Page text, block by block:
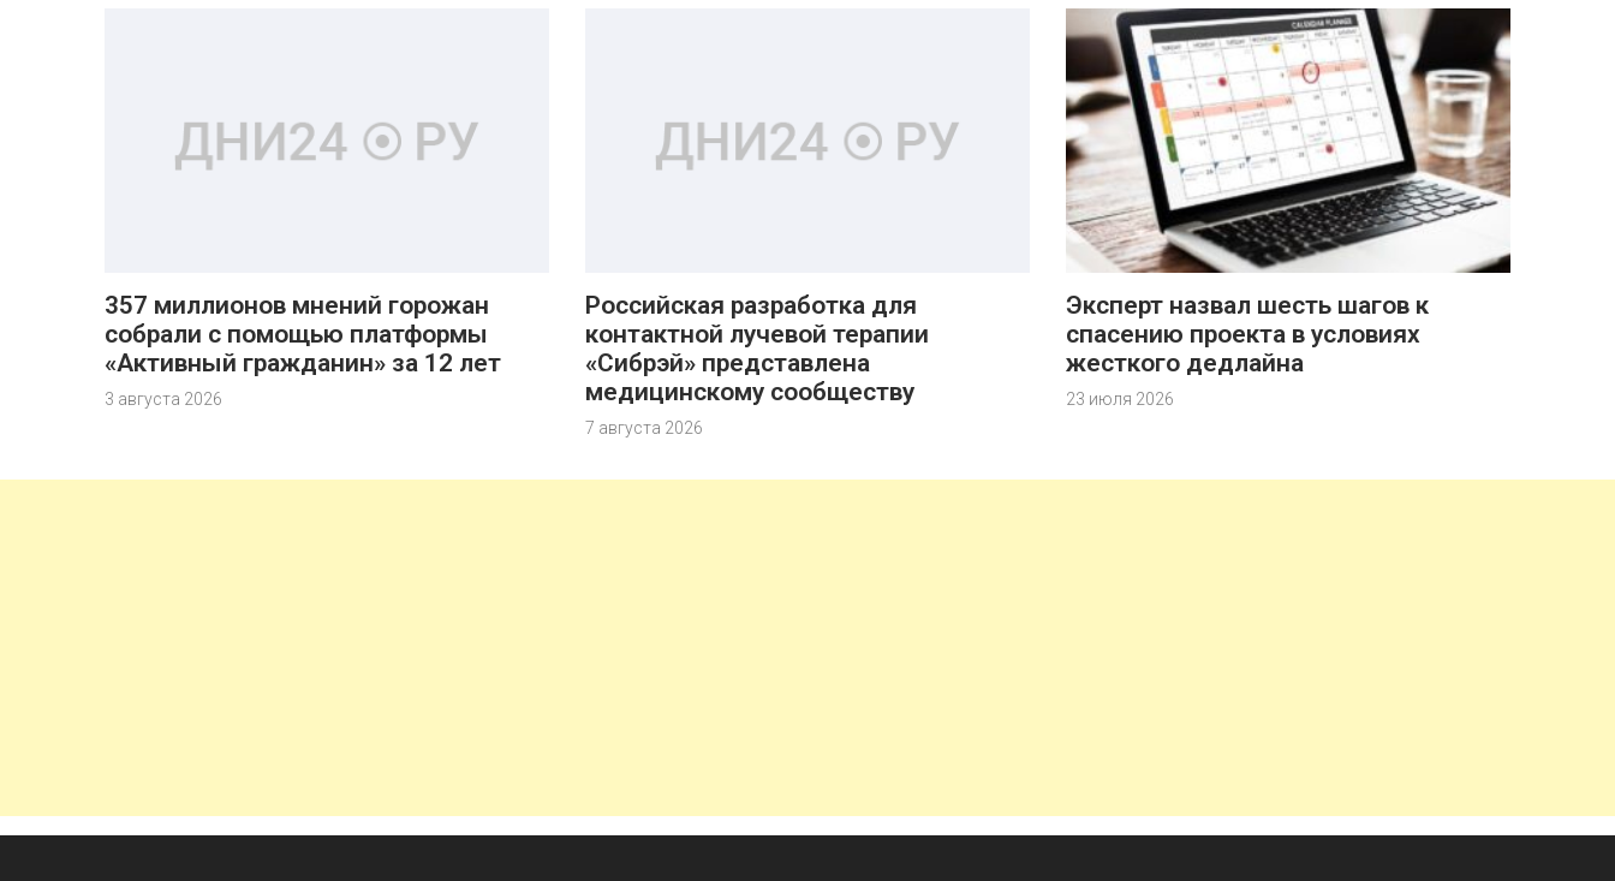
357 миллионов мнений горожан
собрали с помощью платформы
«Активный гражданин» за 12 лет
3 августа 2026
Российская разработка для
контактной лучевой терапии
«Сибрэй» представлена
медицинскому сообществу
7 августа 2026
Эксперт назвал шесть шагов к
спасению проекта в условиях
жесткого дедлайна
23 июля 2026